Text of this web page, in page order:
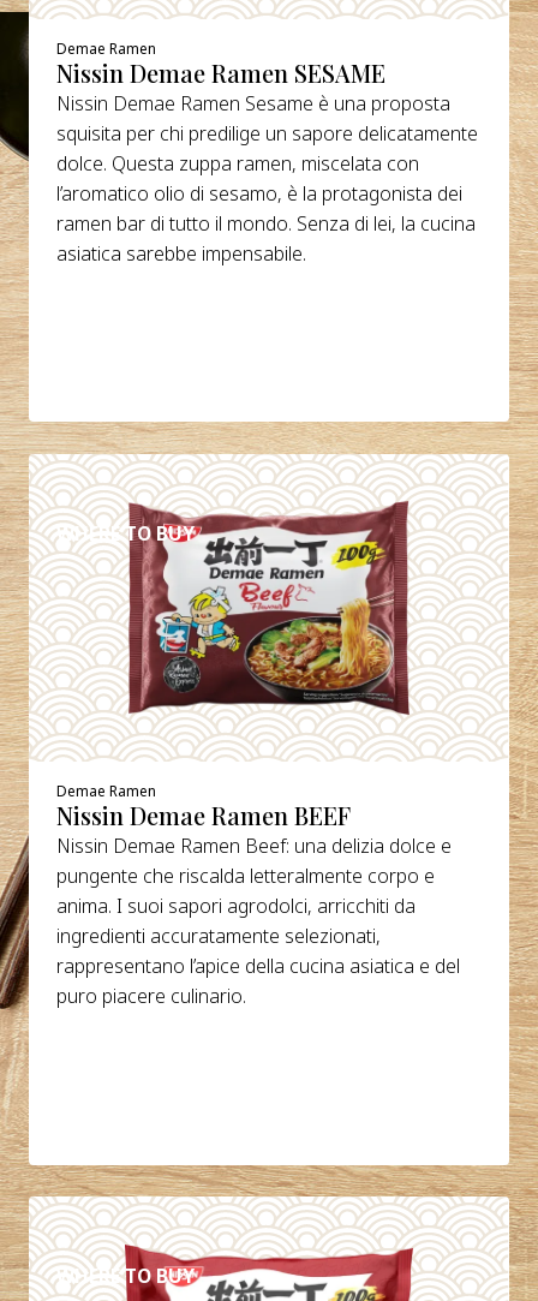
Demae Ramen
Nissin Demae Ramen SESAME
Nissin Demae Ramen Sesame è una proposta
squisita per chi predilige un sapore delicatamente
dolce. Questa zuppa ramen, miscelata con
l’aromatico olio di sesamo, è la protagonista dei
ramen bar di tutto il mondo. Senza di lei, la cucina
asiatica sarebbe impensabile.
WHERE TO BUY
DETTAGLI
Demae Ramen
Nissin Demae Ramen BEEF
Nissin Demae Ramen Beef: una delizia dolce e
pungente che riscalda letteralmente corpo e
anima. I suoi sapori agrodolci, arricchiti da
ingredienti accuratamente selezionati,
rappresentano l’apice della cucina asiatica e del
puro piacere culinario.
WHERE TO BUY
DETTAGLI